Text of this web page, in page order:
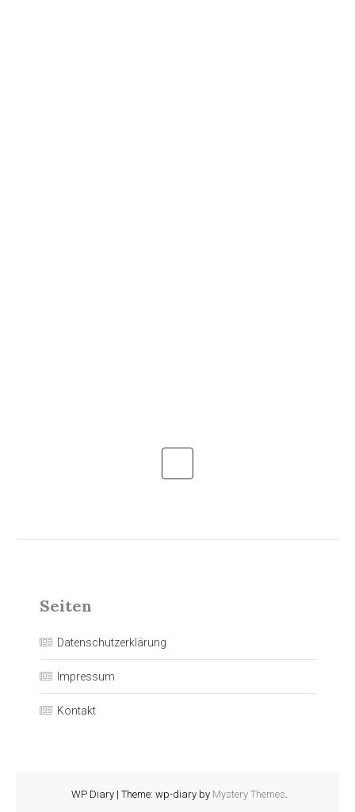
Seiten
Datenschutzerklärung
Impressum
Kontakt
WP Diary | Theme: wp-diary by Mystery Themes